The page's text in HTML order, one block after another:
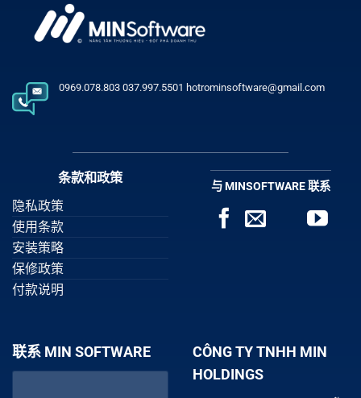
0969.078.803 037.997.5501 hotrominsoftware@gmail.com
条款和政策
隐私政策
使用条款
安装策略
保修政策
付款说明
与 MINSOFTWARE 联系
联系 MIN SOFTWARE
CÔNG TY TNHH MIN
HOLDINGS